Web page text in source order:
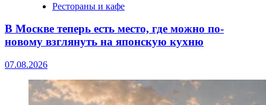
Рестораны и кафе
В Москве теперь есть место, где можно по-
новому взглянуть на японскую кухню
07.08.2026